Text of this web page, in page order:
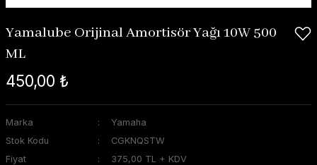
Yamalube Orijinal Amortisör Yağı 10W 500
ML
450,00 ₺
Marka
Yamaha
Stok Kodu
CGKNQSTW
Fiyat
375,00 TL + KDV